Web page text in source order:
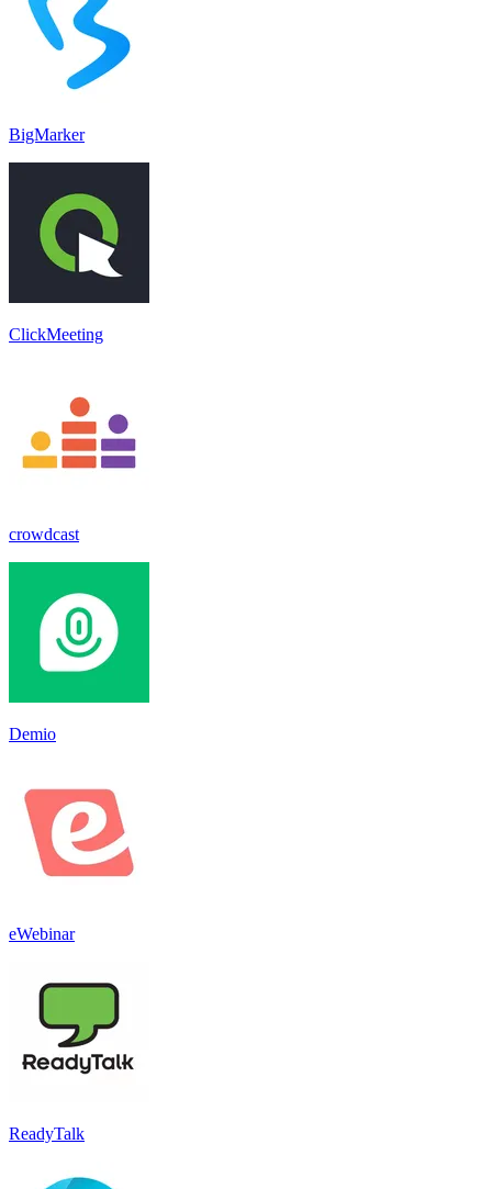
BigMarker
ClickMeeting
crowdcast
Demio
eWebinar
ReadyTalk